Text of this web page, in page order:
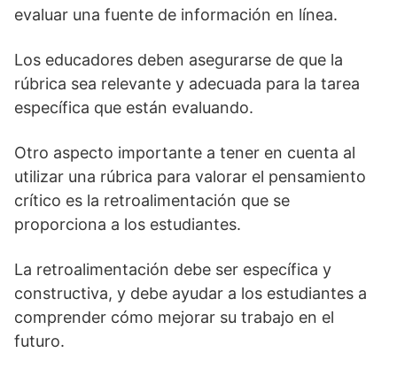
evaluar una fuente de información en línea.
Los educadores deben asegurarse de que la
rúbrica sea relevante y adecuada para la tarea
específica que están evaluando.
Otro aspecto importante a tener en cuenta al
utilizar una rúbrica para valorar el pensamiento
crítico es la retroalimentación que se
proporciona a los estudiantes.
La retroalimentación debe ser específica y
constructiva, y debe ayudar a los estudiantes a
comprender cómo mejorar su trabajo en el
futuro.